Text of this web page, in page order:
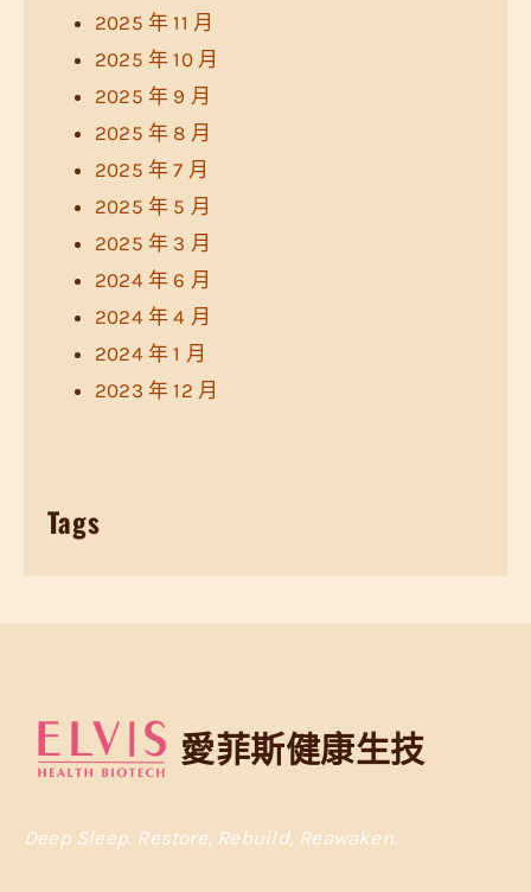
2025 年 11 月
2025 年 10 月
2025 年 9 月
2025 年 8 月
2025 年 7 月
2025 年 5 月
2025 年 3 月
2024 年 6 月
2024 年 4 月
2024 年 1 月
2023 年 12 月
Tags
愛菲斯健康生技
Deep Sleep. Restore, Rebuild, Reawaken.